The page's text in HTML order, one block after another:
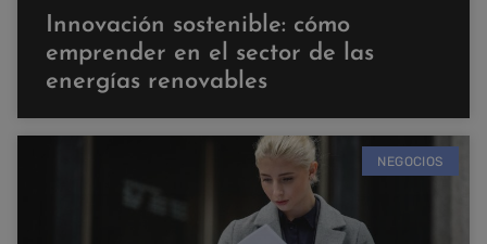
Innovación sostenible: cómo
emprender en el sector de las
energías renovables
NEGOCIOS